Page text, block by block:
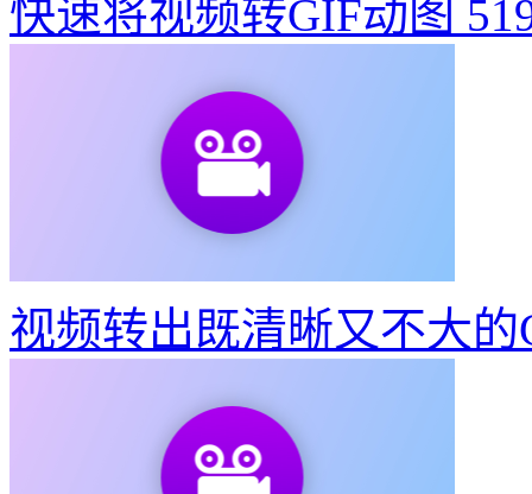
快速将视频转GIF动图
视频转出既清晰又不大的